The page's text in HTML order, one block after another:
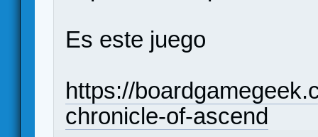
Es este juego
https://
chronicle-of-ascend